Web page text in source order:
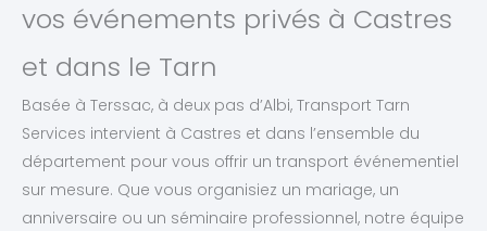
vos événements privés à Castres
et dans le Tarn
Basée à Terssac, à deux pas d’Albi, Transport Tarn
Services intervient à Castres et dans l’ensemble du
département pour vous offrir un transport événementiel
sur mesure. Que vous organisiez un mariage, un
anniversaire ou un séminaire professionnel, notre équipe